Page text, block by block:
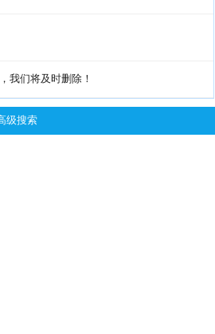
我们将及时删除！
级搜索